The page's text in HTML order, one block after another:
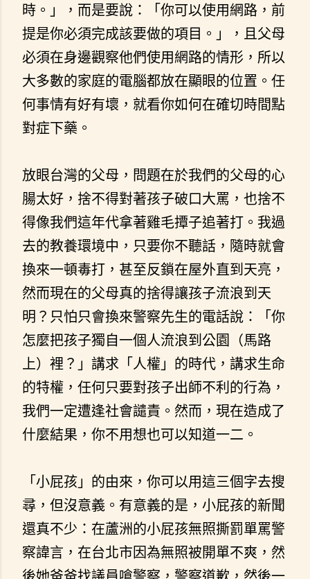
時。」，而是要說：「你可以使用網路，前
提是你必須完成該要做的項目。」，且父母
必須在身邊觀察他們使用網路的情形，所以
大多數的家庭的電腦都放在顯眼的位置。任
何事情有好有壞，就看你如何在確切時間點
對症下藥。
放眼台灣的父母，問題在於我們的父母的心
腸太好，捨不得對著孩子破口大罵，也捨不
得像我們這年代拿著雞毛撢子追著打。我過
去的教養環境中，只要你不聽話，隨時就會
換來一頓毒打，甚至反鎖在屋外直到天亮，
然而現在的父母真的捨得讓孩子流浪到天
明？只怕只會換來警察先生的電話說：「你
怎麼把孩子獨自一個人流浪到公園（馬路
上）裡？」講求「人權」的時代，講求生命
的特權，任何只要對孩子出師不利的行為，
我們一定遭逢社會譴責。然而，現在造成了
什麼結果，你不用想也可以知道一二。
「小屁孩」的由來，你可以用這三個字去搜
尋，但沒意義。有意義的是，小屁孩的新聞
還真不少：在蘆洲的小屁孩無照撕罰單罵警
察諱言，在台北市因為無照被開單不爽，然